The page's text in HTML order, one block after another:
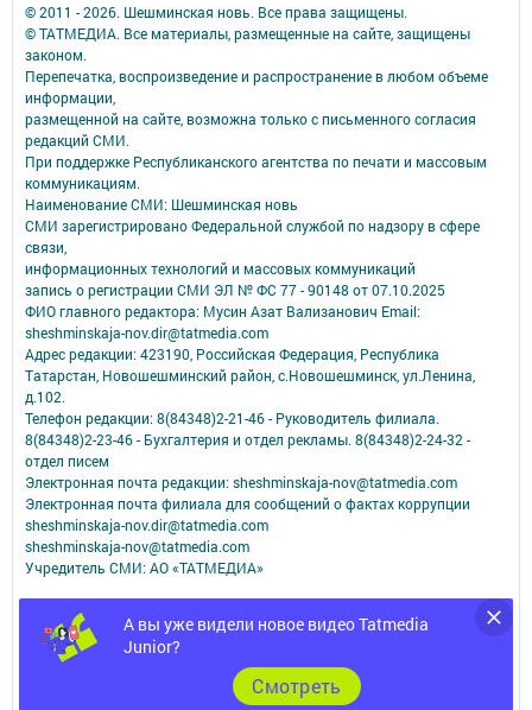
А вы уже видели новое видео Tatmedia
Junior?
Cмотреть
© 2011 - 2026. Шешминская новь. Все права защищены.
© ТАТМЕДИА. Все материалы, размещенные на сайте, защищены
законом.
Перепечатка, воспроизведение и распространение в любом объеме
информации,
размещенной на сайте, возможна только с письменного согласия
редакций СМИ.
При поддержке Республиканского агентства по печати и массовым
коммуникациям.
Наименование СМИ: Шешминская новь
СМИ зарегистрировано Федеральной службой по надзору в сфере
связи,
информационных технологий и массовых коммуникаций
запись о регистрации СМИ ЭЛ № ФС 77 - 90148 от 07.10.2025
ФИО главного редактора: Мусин Азат Вализанович Email:
sheshminskaja-nov.dir@tatmedia.com
Адрес редакции: 423190, Российская Федерация, Республика
Татарстан, Новошешминский район, с.Новошешминск, ул.Ленина,
д.102.
Телефон редакции: 8(84348)2-21-46 - Руководитель филиала.
8(84348)2-23-46 - Бухгалтерия и отдел рекламы. 8(84348)2-24-32 -
отдел писем
Электронная почта редакции: sheshminskaja-nov@tatmedia.com
Электронная почта филиала для сообщений о фактах коррупции
sheshminskaja-nov.dir@tatmedia.com
sheshminskaja-nov@tatmedia.com
Учредитель СМИ: АО «ТАТМЕДИА»
Антикоррупционная политика
АО «ТАТМЕДИА» использует «cookie»для персонализации сервисов и
удобства пользователей сайтом.
Использование «cookie» можно отменить в настройках браузера.
Политика конфиденциальности